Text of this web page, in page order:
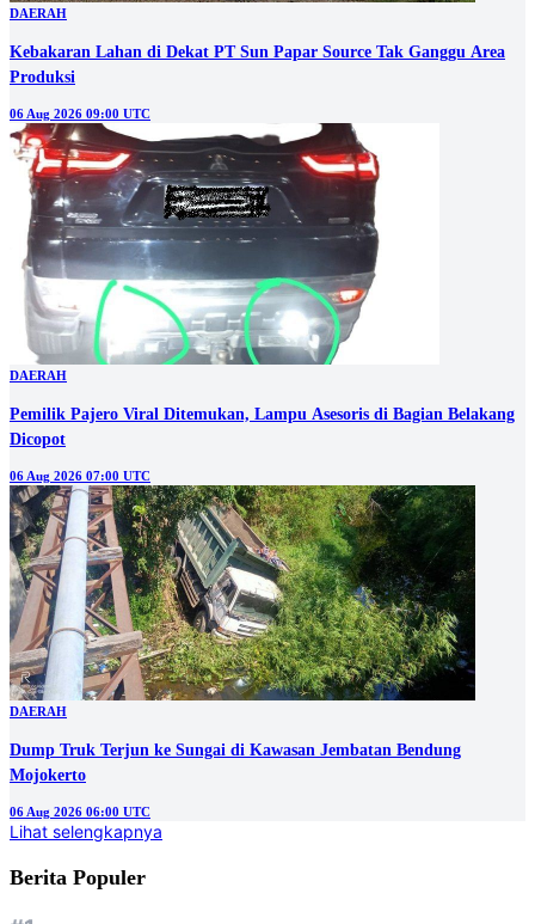
DAERAH
Kebakaran Lahan di Dekat PT Sun Papar Source Tak Ganggu Area
Produksi
06 Aug 2026 09:00 UTC
DAERAH
Pemilik Pajero Viral Ditemukan, Lampu Asesoris di Bagian Belakang
Dicopot
06 Aug 2026 07:00 UTC
DAERAH
Dump Truk Terjun ke Sungai di Kawasan Jembatan Bendung
Mojokerto
06 Aug 2026 06:00 UTC
Lihat selengkapnya
Berita Populer